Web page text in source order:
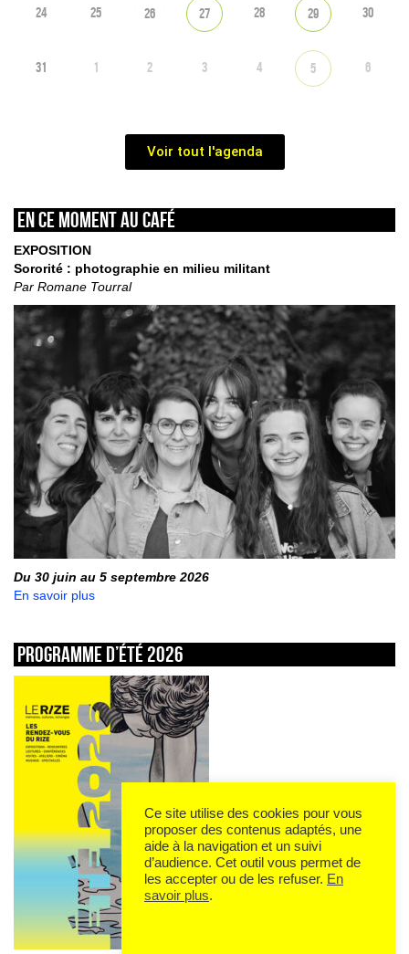
24 25 26 27 28 29 30
31 1 2 3 4 5 6
Voir tout l'agenda
En ce moment au café
EXPOSITION
Sororité : photographie en milieu militant
Par Romane Tourral
Du 30 juin au 5 septembre 2026
En savoir plus
Programme d’été 2026
Ce site utilise des cookies pour vous
proposer des contenus adaptés, une
aide à la navigation et un suivi
d’audience. Cet outil vous permet de
les accepter ou de les refuser. En
savoir plus.